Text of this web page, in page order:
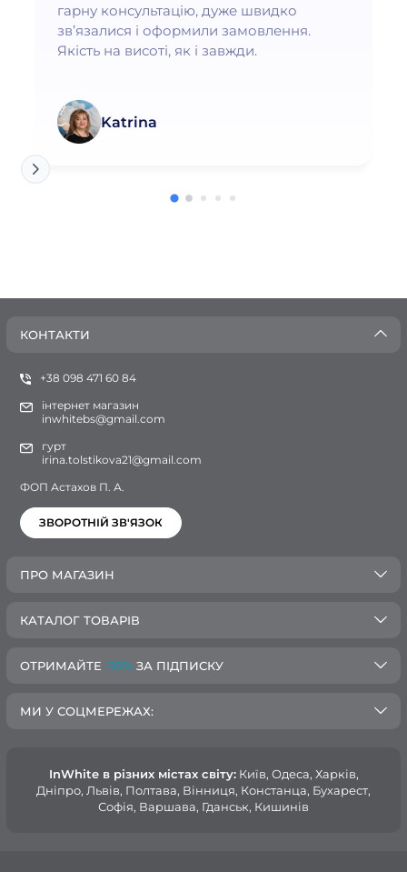
гарну консультацію, дуже швидко
зв’язалися і оформили замовлення.
Якість на висоті, як і завжди.
Katrina
КОНТАКТИ
+38 098 471 60 84
інтернет магазин
inwhitebs@gmail.com
гурт
irina.tolstikova21@gmail.com
ФОП Астахов П. А.
ЗВОРОТНІЙ ЗВ'ЯЗОК
ПРО МАГАЗИН
КАТАЛОГ ТОВАРІВ
ОТРИМАЙТЕ -10% ЗА ПІДПИСКУ
МИ У СОЦМЕРЕЖАХ:
InWhite в різних містах світу:Київ, Одеса, Харків,
Дніпро, Львів, Полтава, Вінниця, Констанца, Бухарест,
Софія, Варшава, Гданськ, Кишинів